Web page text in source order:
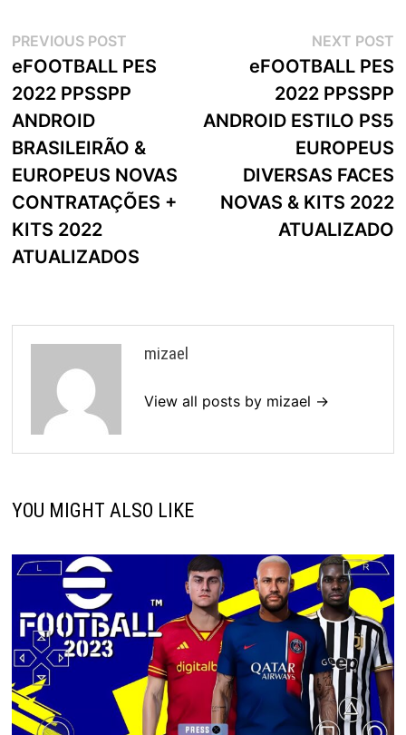
Navegação
de
artigos
PREVIOUS POSTPrevious
post:
eFOOTBALL PES
2022 PPSSPP
ANDROID
BRASILEIRÃO &
EUROPEUS NOVAS
CONTRATAÇÕES +
KITS 2022
ATUALIZADOS
NEXT POST
eFOOTBALL PES
2022 PPSSPP
ANDROID ESTILO PS5
EUROPEUS
DIVERSAS FACES
NOVAS & KITS 2022
ATUALIZADO
mizael
View all posts by mizael →
YOU MIGHT ALSO LIKE